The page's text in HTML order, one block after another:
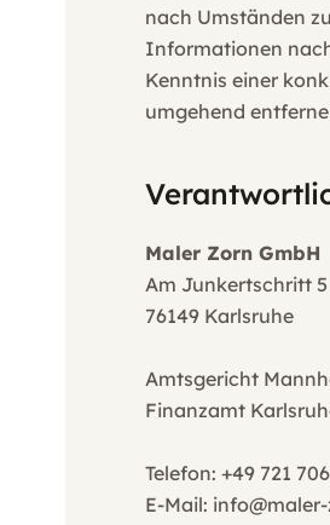
nach Umständen
Informationen
Kenntnis einer
umgehend
Maler Zorn GmbH
Am Junkertschritt 5
76149 Karlsruhe
Amtsgericht
Finanzamt
Telefon: +49 721
E-Mail: